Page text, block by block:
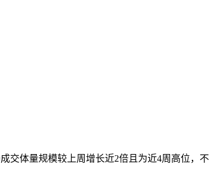
交体量规模较上周增长近2倍且为近4周高位，不